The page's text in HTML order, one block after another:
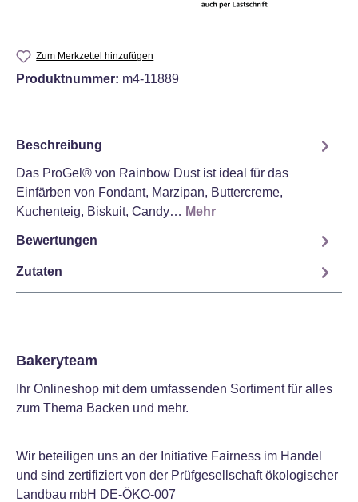
Zum Merkzettel hinzufügen
Produktnummer: m4-11889
Beschreibung
Das ProGel® von Rainbow Dust ist ideal für das
Einfärben von Fondant, Marzipan, Buttercreme,
Kuchenteig, Biskuit, Candy… Mehr
Bewertungen
Zutaten
Bakeryteam
Ihr Onlineshop mit dem umfassenden Sortiment für alles
zum Thema Backen und mehr.
Wir beteiligen uns an der Initiative Fairness im Handel
und sind zertifiziert von der Prüfgesellschaft ökologischer
Landbau mbH DE-ÖKO-007